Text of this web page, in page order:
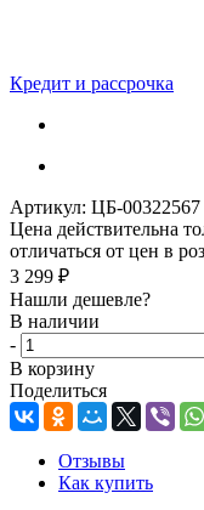
Кредит и рассрочка
Артикул: ЦБ-00322567
Цена действительна
отличаться от цен в
3 299 ₽
Нашли дешевле?
В наличии
-
В корзину
Поделиться
Отзывы
Как купить